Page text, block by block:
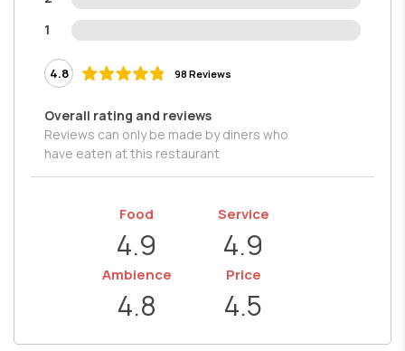
1
4.8 98 Reviews
Overall rating and reviews
Reviews can only be made by diners who
have eaten at this restaurant
Food
4.9
Service
4.9
Ambience
4.8
Price
4.5